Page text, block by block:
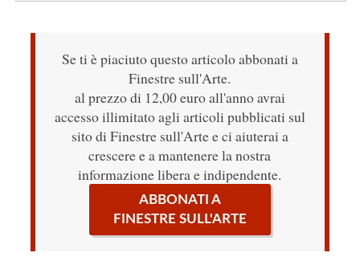
Se ti è piaciuto questo articolo abbonati a
Finestre sull'Arte.
al prezzo di 12,00 euro all'anno avrai
accesso illimitato agli articoli pubblicati sul
sito di Finestre sull'Arte e ci aiuterai a
crescere e a mantenere la nostra
informazione libera e indipendente.
ABBONATI A
FINESTRE SULL'ARTE